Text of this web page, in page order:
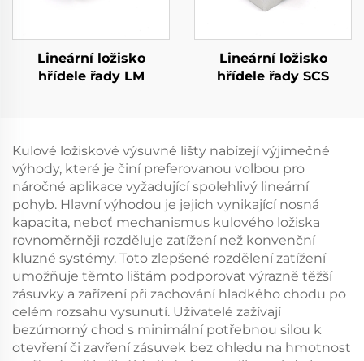
Lineární ložisko
hřídele řady LM
Lineární ložisko
hřídele řady SCS
Kulové ložiskové výsuvné lišty nabízejí výjimečné
výhody, které je činí preferovanou volbou pro
náročné aplikace vyžadující spolehlivý lineární
pohyb. Hlavní výhodou je jejich vynikající nosná
kapacita, neboť mechanismus kulového ložiska
rovnoměrněji rozděluje zatížení než konvenční
kluzné systémy. Toto zlepšené rozdělení zatížení
umožňuje těmto lištám podporovat výrazně těžší
zásuvky a zařízení při zachování hladkého chodu po
celém rozsahu vysunutí. Uživatelé zažívají
bezúmorný chod s minimální potřebnou silou k
otevření či zavření zásuvek bez ohledu na hmotnost